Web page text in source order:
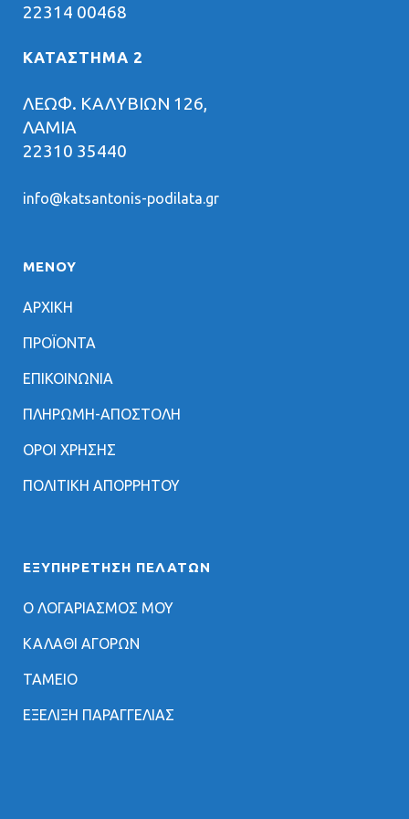
22314 00468
ΚΑΤΑΣΤΗΜΑ 2
ΛΕΩΦ. ΚΑΛΥΒΙΩΝ 126,
ΛΑΜΙΑ
22310 35440
info@katsantonis-podilata.gr
ΜΕΝΟΥ
ΑΡΧΙΚΗ
ΠΡΟΪΟΝΤΑ
ΕΠΙΚΟΙΝΩΝΙΑ
ΠΛΗΡΩΜΗ-ΑΠΟΣΤΟΛΗ
ΟΡΟΙ ΧΡΗΣΗΣ
ΠΟΛΙΤΙΚΗ ΑΠΟΡΡΗΤΟΥ
ΕΞΥΠΗΡΈΤΗΣΗ ΠΕΛΑΤΏΝ
Ο ΛΟΓΑΡΙΑΣΜΟΣ ΜΟΥ
ΚΑΛΑΘΙ ΑΓΟΡΩΝ
ΤΑΜΕΙΟ
ΕΞΕΛΙΞΗ ΠΑΡΑΓΓΕΛΙΑΣ